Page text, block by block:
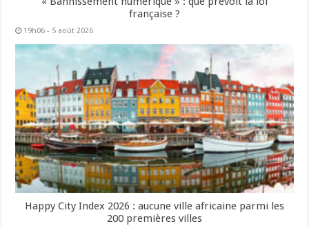
française ?
19h06 - 5 août 2026
Happy City Index 2026 : aucune ville africaine parmi les
200 premières villes